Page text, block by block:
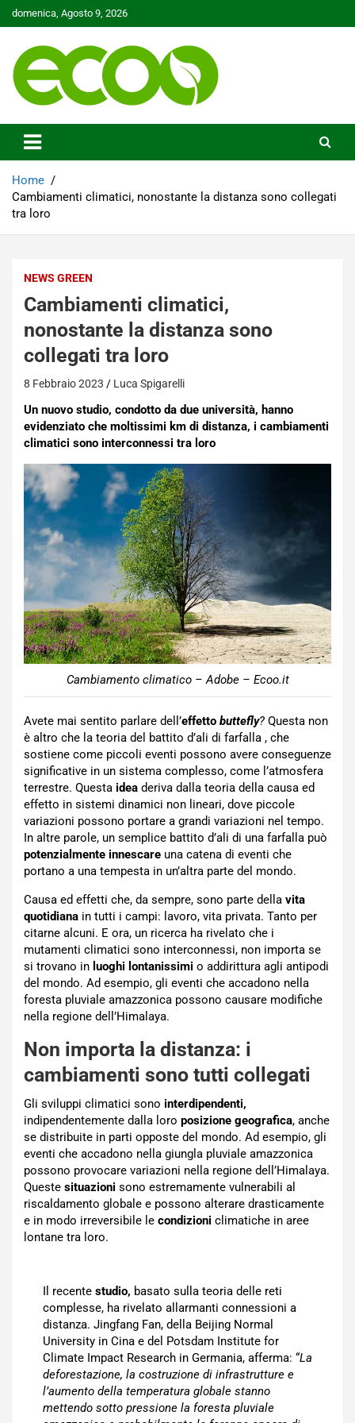
Skip
to
domenica, Agosto 9, 2026
Ecoo.it
Home
Cambiamenti climatici, nonostante la distanza sono collegati
tra loro
NEWS GREEN
Cambiamenti climatici,
nonostante la distanza sono
collegati tra loro
8 Febbraio 2023 Luca Spigarelli
Un nuovo studio, condotto da due università, hanno
evidenziato che moltissimi km di distanza, i cambiamenti
climatici sono interconnessi tra loro
Cambiamento climatico – Adobe – Ecoo.it
Avete mai sentito parlare dell’effetto buttefly? Questa non
è altro che la teoria del battito d’ali di farfalla , che
sostiene come piccoli eventi possono avere conseguenze
significative in un sistema complesso, come l’atmosfera
terrestre. Questa idea deriva dalla teoria della causa ed
effetto in sistemi dinamici non lineari, dove piccole
variazioni possono portare a grandi variazioni nel tempo.
In altre parole, un semplice battito d’ali di una farfalla può
potenzialmente innescare una catena di eventi che
portano a una tempesta in un’altra parte del mondo.
Causa ed effetti che, da sempre, sono parte della vita
quotidiana in tutti i campi: lavoro, vita privata. Tanto per
citarne alcuni. E ora, un ricerca ha rivelato che i
mutamenti climatici sono interconnessi, non importa se
si trovano in luoghi lontanissimi o addirittura agli antipodi
del mondo. Ad esempio, gli eventi che accadono nella
foresta pluviale amazzonica possono causare modifiche
nella regione dell’Himalaya.
Non importa la distanza: i
cambiamenti sono tutti collegati
Gli sviluppi climatici sono interdipendenti,
indipendentemente dalla loro posizione geografica, anche
se distribuite in parti opposte del mondo. Ad esempio, gli
eventi che accadono nella giungla pluviale amazzonica
possono provocare variazioni nella regione dell’Himalaya.
Queste situazioni sono estremamente vulnerabili al
riscaldamento globale e possono alterare drasticamente
e in modo irreversibile le condizioni climatiche in aree
lontane tra loro.
Il recente studio, basato sulla teoria delle reti
complesse, ha rivelato allarmanti connessioni a
distanza. Jingfang Fan, della Beijing Normal
University in Cina e del Potsdam Institute for
Climate Impact Research in Germania, afferma: “La
deforestazione, la costruzione di infrastrutture e
l’aumento della temperatura globale stanno
mettendo sotto pressione la foresta pluviale